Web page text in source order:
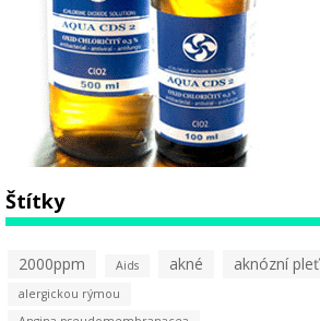
Štítky
2000ppm Aids akné aknózní pleť
alergickou rýmou